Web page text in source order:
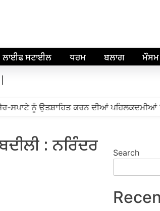
ਲਾਈਫ ਸਟਾਈਲ ਧਰਮ ਬਲਾਗ ਮੌਸਮ
ਨੂੰ ਉਤਸ਼ਾਹਿਤ ਕਰਨ ਦੀਆਂ ਪਹਿਲਕਦਮੀਆਂ ‘ਤੇ
: ਨਰਿੰਦਰ
Search